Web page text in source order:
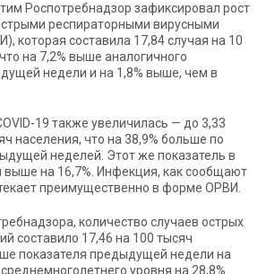
Роспотребнадзор зафиксировал рост
респираторными вирусными
которая составила 17,84 случая на 10
на 7,2% выше аналогичного
недели и на 1,8% выше, чем в
19 также увеличилась — до 3,33
населения, что на 38,9% больше по
неделей. Этот же показатель в
на 16,7%. Инфекция, как сообщают
преимущественно в форме ОРВИ.
количество случаев острых
составило 17,46 на 100 тысяч
показателя предыдущей недели на
уровня на 28,8%.